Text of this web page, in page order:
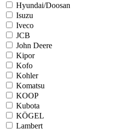
Hyundai/Doosan
Isuzu
Iveco
JCB
John Deere
Kipor
Kofo
Kohler
Komatsu
KOOP
Kubota
KÖGEL
Lambert